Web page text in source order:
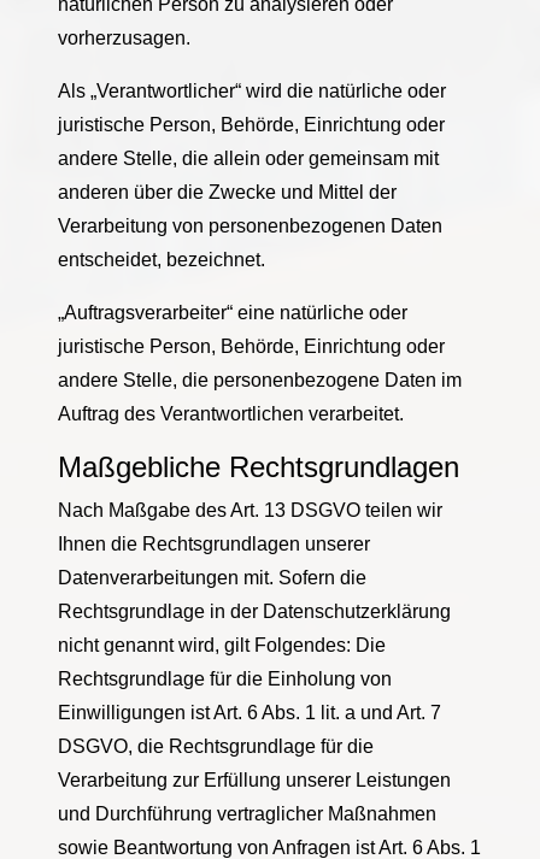
natürlichen Person zu analysieren oder
vorherzusagen.
Als „Verantwortlicher“ wird die natürliche oder
juristische Person, Behörde, Einrichtung oder
andere Stelle, die allein oder gemeinsam mit
anderen über die Zwecke und Mittel der
Verarbeitung von personenbezogenen Daten
entscheidet, bezeichnet.
„Auftragsverarbeiter“ eine natürliche oder
juristische Person, Behörde, Einrichtung oder
andere Stelle, die personenbezogene Daten im
Auftrag des Verantwortlichen verarbeitet.
Maßgebliche Rechtsgrundlagen
Nach Maßgabe des Art. 13 DSGVO teilen wir
Ihnen die Rechtsgrundlagen unserer
Datenverarbeitungen mit. Sofern die
Rechtsgrundlage in der Datenschutzerklärung
nicht genannt wird, gilt Folgendes: Die
Rechtsgrundlage für die Einholung von
Einwilligungen ist Art. 6 Abs. 1 lit. a und Art. 7
DSGVO, die Rechtsgrundlage für die
Verarbeitung zur Erfüllung unserer Leistungen
und Durchführung vertraglicher Maßnahmen
sowie Beantwortung von Anfragen ist Art. 6 Abs. 1